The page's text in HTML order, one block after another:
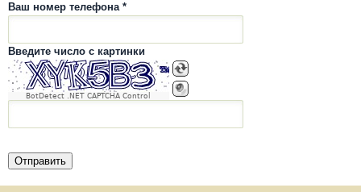
Ваш номер телефона *
Введите число с картинки
BotDetect .NET CAPTCHA Control